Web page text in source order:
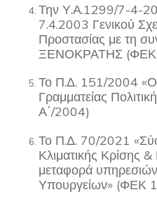
Την Υ.Α.1299/7-4-
7.4.2003 Γενικού
Προστασίας με τη
ΞΕΝΟΚΡΑΤΗΣ (ΦΕΚ
Το Π.Δ. 151/2004
Γραμματείας
Α΄/2004)
Το Π.Δ. 70/2021
Κλιματικής Κρίσης
μεταφορά
Υπουργείων» (ΦΕΚ